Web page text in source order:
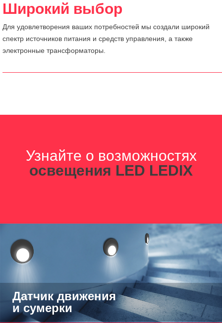
Широкий выбор
Для удовлетворения ваших потребностей мы создали широкий
спектр источников питания и средств управления, а также
электронные трансформаторы.
Узнайте о возможностях
освещения LED LEDIX
Датчик движения
и сумерки